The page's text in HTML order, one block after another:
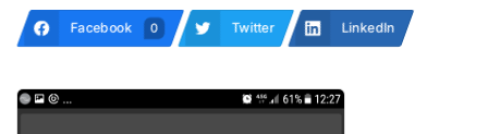
Facebook 0 Twitter LinkedIn